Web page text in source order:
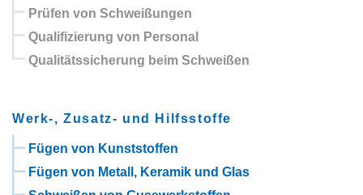
Prüfen von Schweißungen
Qualifizierung von Personal
Qualitätssicherung beim Schweißen
Werk-, Zusatz- und Hilfsstoffe
Fügen von Kunststoffen
Fügen von Metall, Keramik und Glas